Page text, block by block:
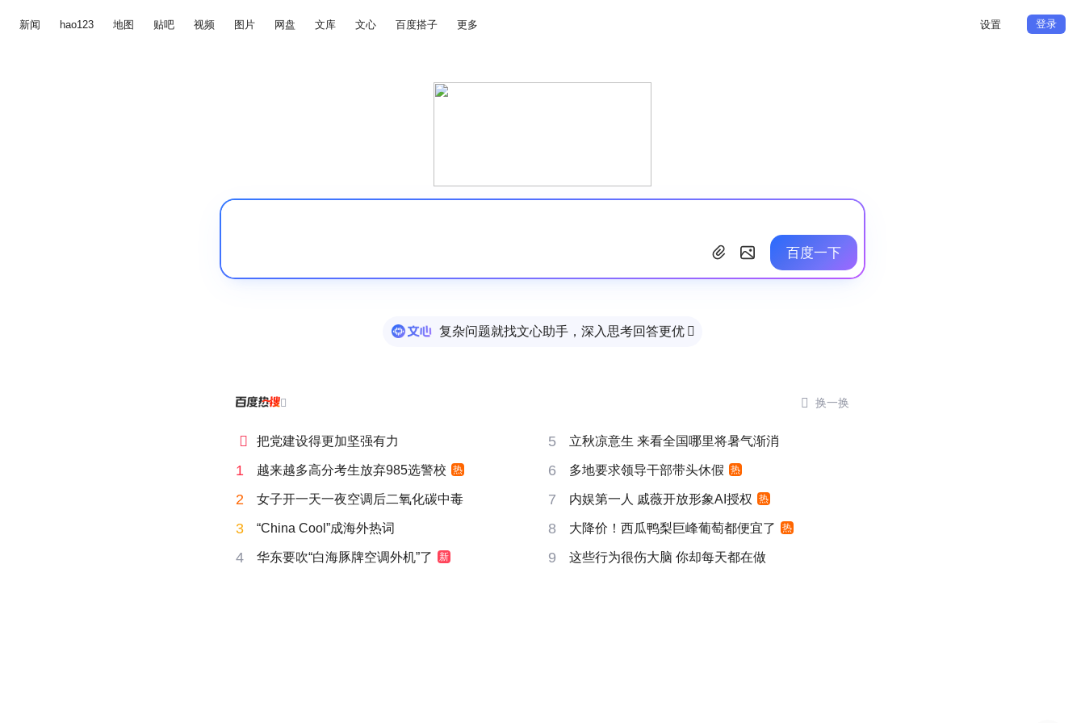
新闻 hao123 地图 贴吧 视频 图片 网盘 文库 文心 百度搭子 更多 设置 登录
百度一下
复杂问题就找文心助手，深入思考回答更优 
  换一换
 把党建设得更加坚强有力 5 立秋凉意生 来看全国哪里将暑气渐消
1 越来越多高分考生放弃985选警校 热 6 多地要求领导干部带头休假 热
2 女子开一天一夜空调后二氧化碳中毒 7 内娱第一人 戚薇开放形象AI授权 热
3 “China Cool”成海外热词 8 大降价！西瓜鸭梨巨峰葡萄都便宜了 热
4 华东要吹“白海豚牌空调外机”了 新 9 这些行为很伤大脑 你却每天都在做